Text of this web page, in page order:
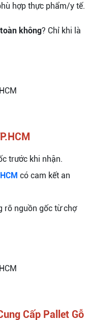
hợp thực phẩm/y tế.
không? Chỉ khi là
trước khi nhận.
có cam kết an
rõ nguồn gốc từ chợ
Cấp Pallet Gỗ